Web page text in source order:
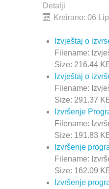
Detalji
Kreirano: 06
Izvještaj o
Filename:
Size: 216.44
Izvještaj o
Filename:
Size: 291.37
Izvršenje
Filename:
Size: 191.83
Izvršenje
Filename:
Size: 162.09
Izvršenje